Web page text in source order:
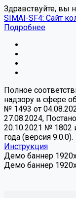
Здравствуйте, вы
SIMAI-SF4: Сайт
Подробнее
Полное
надзору в сфере
№ 1493 от
27.08.2024,
20.10.2021 № 1802
года (версия 9.0.0).
Инструкция
Демо баннер
Демо баннер